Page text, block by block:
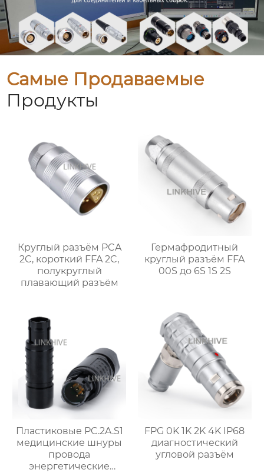
Самые Продаваемые
Продукты
Круглый разъём PCA
2C, короткий FFA 2C,
полукруглый
плавающий разъём
Гермафродитный
круглый разъём FFA
00S до 6S 1S 2S
Пластиковые PC.2A.S1
медицинские шнуры
провода
энергетические
FPG 0K 1K 2K 4K IP68
диагностический
угловой разъём